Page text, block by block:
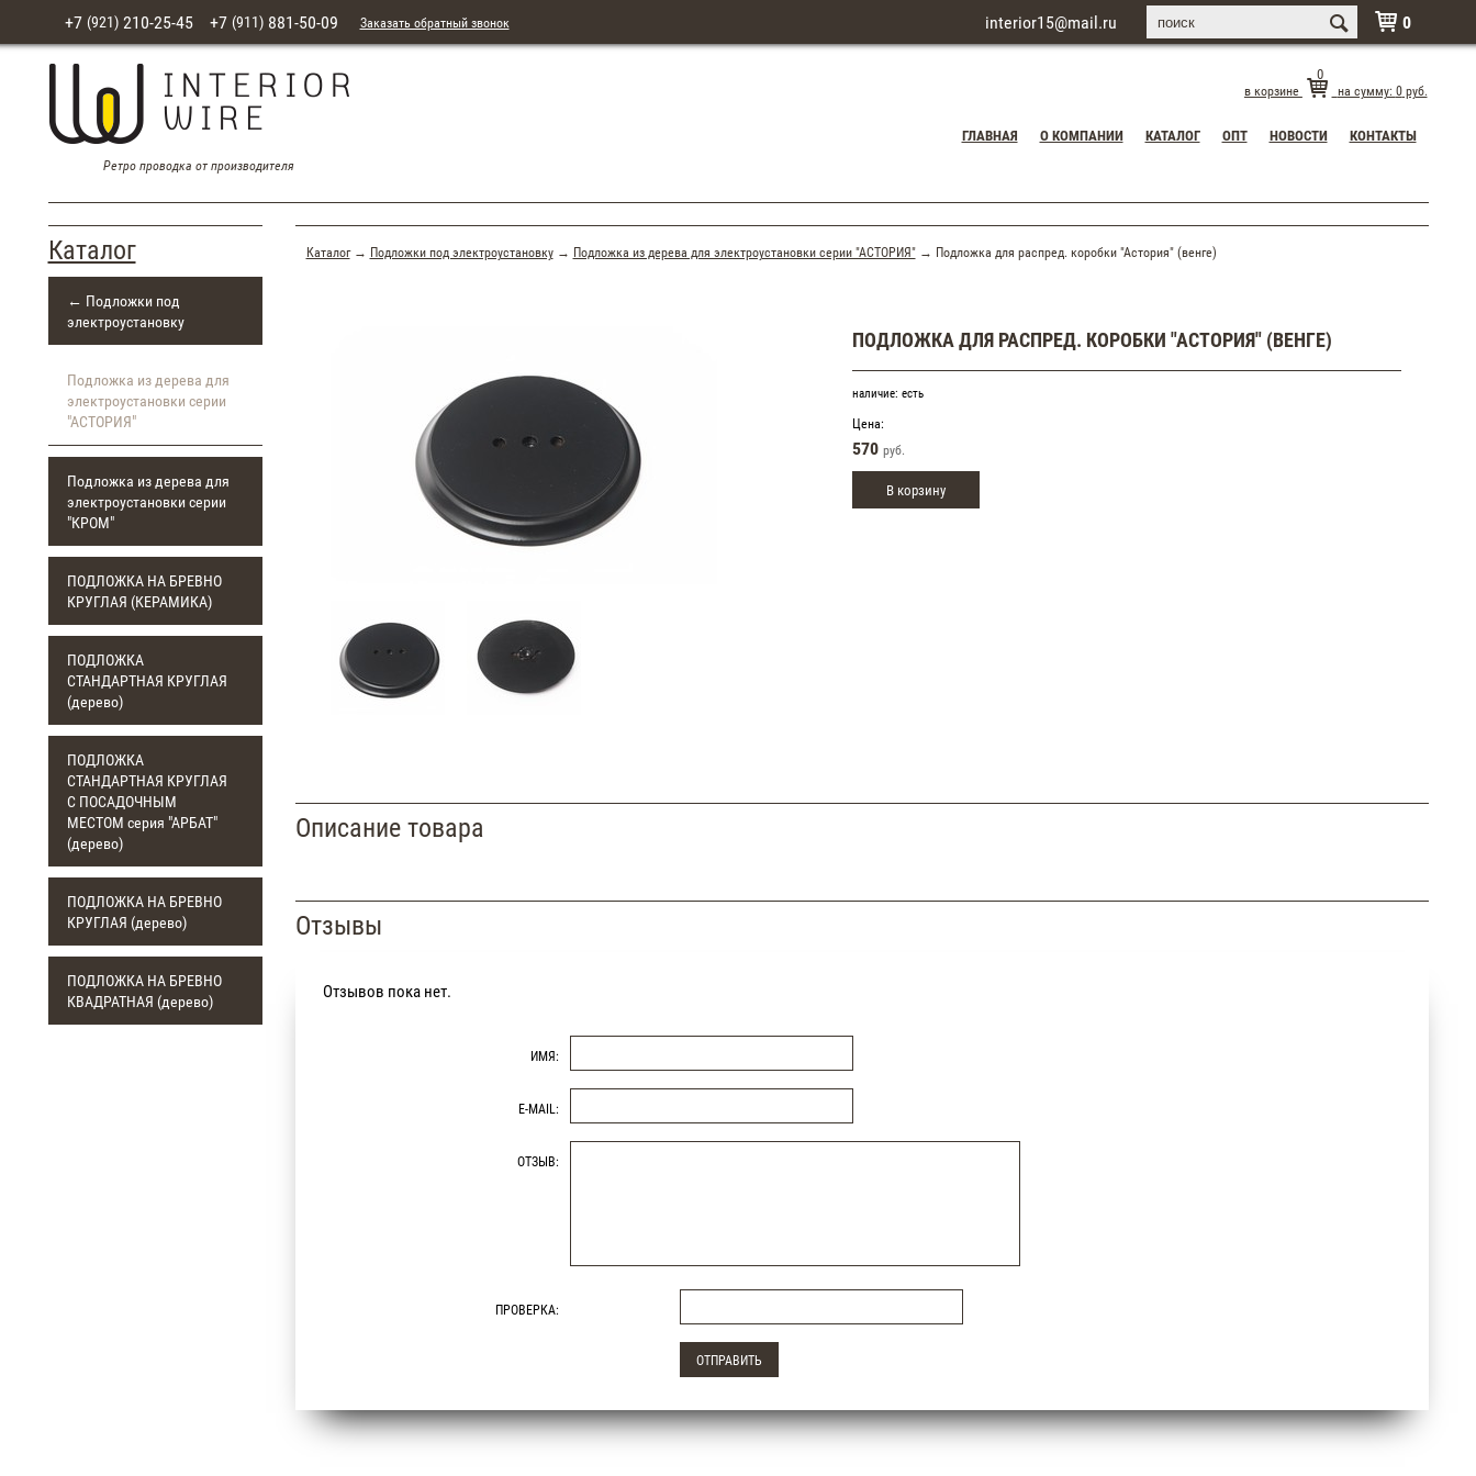
 0
+7 (921)210-25-45 +7 (911)881-50-09 Заказать обратный звонок interior15@mail.ru
Ретро проводка от производителя
в корзине
0
на сумму: 0руб.
ГЛАВНАЯ О КОМПАНИИ КАТАЛОГ ОПТ НОВОСТИ КОНТАКТЫ
Каталог
← Подложки под
электроустановку
Подложка из дерева для
электроустановки серии
"АСТОРИЯ"
Подложка из дерева для
электроустановки серии
"КРОМ"
ПОДЛОЖКА НА БРЕВНО
КРУГЛАЯ (КЕРАМИКА)
ПОДЛОЖКА
СТАНДАРТНАЯ КРУГЛАЯ
(дерево)
ПОДЛОЖКА
СТАНДАРТНАЯ КРУГЛАЯ
С ПОСАДОЧНЫМ
МЕСТОМ серия "АРБАТ"
(дерево)
ПОДЛОЖКА НА БРЕВНО
КРУГЛАЯ (дерево)
ПОДЛОЖКА НА БРЕВНО
КВАДРАТНАЯ (дерево)
Каталог→ Подложки под электроустановку→ Подложка из дерева для электроустановки серии "АСТОРИЯ"→ Подложка для распред. коробки "Астория" (венге)
ПОДЛОЖКА ДЛЯ РАСПРЕД. КОРОБКИ "АСТОРИЯ" (ВЕНГЕ)
наличие: есть
Цена:
570 руб.
В корзину
Описание товара
Отзывы
Отзывов пока нет.
ИМЯ:
E-MAIL:
ОТЗЫВ:
ПРОВЕРКА: